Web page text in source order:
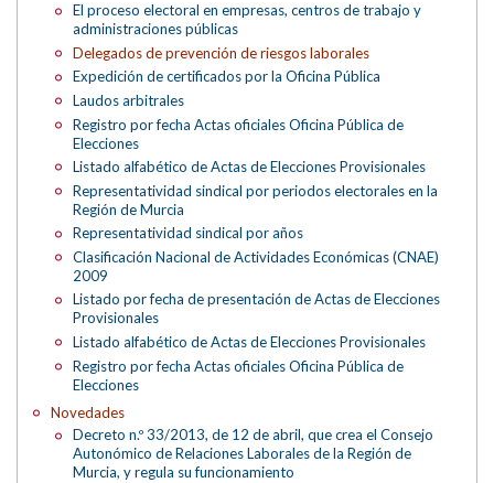
El proceso electoral en empresas, centros de trabajo y
administraciones públicas
Delegados de prevención de riesgos laborales
Expedición de certificados por la Oficina Pública
Laudos arbitrales
Registro por fecha Actas oficiales Oficina Pública de
Elecciones
Listado alfabético de Actas de Elecciones Provisionales
Representatividad sindical por periodos electorales en la
Región de Murcia
Representatividad sindical por años
Clasificación Nacional de Actividades Económicas (CNAE)
2009
Listado por fecha de presentación de Actas de Elecciones
Provisionales
Listado alfabético de Actas de Elecciones Provisionales
Registro por fecha Actas oficiales Oficina Pública de
Elecciones
Novedades
Decreto n.º 33/2013, de 12 de abril, que crea el Consejo
Autonómico de Relaciones Laborales de la Región de
Murcia, y regula su funcionamiento